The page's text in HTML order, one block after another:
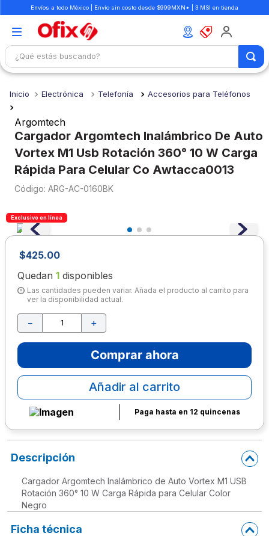
Envíos a todo México | Envío sin costo desde $999MXN* | 3 MSI en tienda
¿Qué estás buscando?
Electrónica Telefonía Accesorios para Teléfonos
Argomtech
Cargador Argomtech Inalámbrico De Auto
Vortex M1 Usb Rotación 360° 10 W Carga
Rápida Para Celular Co Awtacca0013
: ARG-AC-0160BK
Exclusivo en línea
$425.00
Quedan 1 disponibles
Las cantidades pueden variar. Añada el producto al carrito para
ver la disponibilidad actual.
＋
－
Comprar ahora
Añadir al carrito
Paga hasta en 12 quincenas
Descripción
Cargador Argomtech Inalámbrico de Auto Vortex M1 USB
Rotación 360° 10 W Carga Rápida para Celular Color
Negro
Ficha técnica
1.
mochilas
2.
libretas
3.
cuaderno
5 .
colores
7.
escritorio
10
escolar